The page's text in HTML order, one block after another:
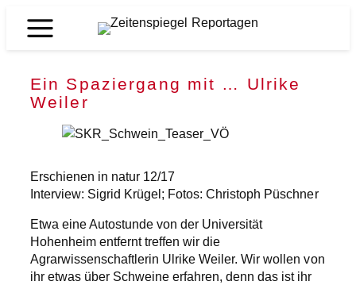
Inhalt
Zeitenspiegel
Ein Spaziergang mit … Ulrike
Weiler
Erschienen in natur 12/17
Interview: Sigrid Krügel; Fotos: Christoph Püschner
Etwa eine Autostunde von der Universität
Hohenheim entfernt treffen wir die
Agrarwissenschaftlerin Ulrike Weiler. Wir wollen von
ihr etwas über Schweine erfahren, denn das ist ihr